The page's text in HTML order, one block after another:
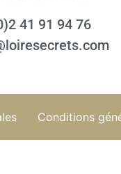
41 91 94 76
Conditions